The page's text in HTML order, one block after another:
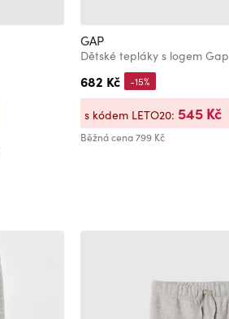
GAP
Dětské tepláky s logem Gap
682 Kč
Běžná cena799 Kč
-15%
s kódem LETO20: 545 Kč